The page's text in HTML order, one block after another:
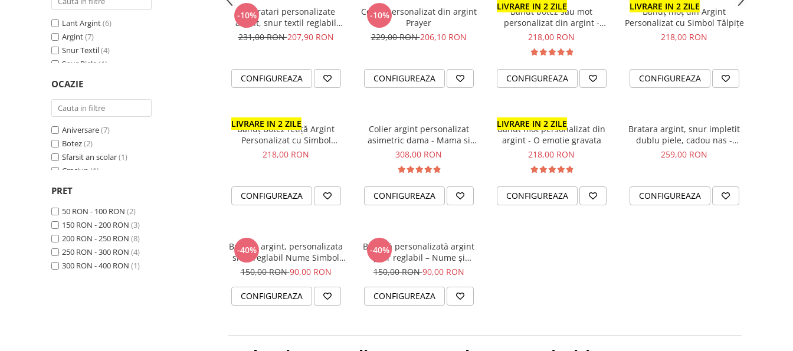
Lant Argint(6)
Argint(7)
Snur Textil(4)
Snur Piele (1)
Cu Perla
OCAZIE
Aniversare(7)
Botez(2)
Sfarsit an scolar(1)
Craciun (1)
Ziua Mamei
Zi de nastere (10)
Botez / Mot(12)
Cununie / Nunta(2)
PRET
50 RON - 100 RON (2)
150 RON - 200 RON (3)
200 RON - 250 RON (8)
250 RON - 300 RON (4)
300 RON - 400 RON (1)
-10%
Set bratari personalizate
argint, snur textil reglabil
Little Brothers
231,00 RON207,90 RON
CONFIGUREAZA
-10%
Colier personalizat din argint
Prayer
229,00 RON206,10 RON
CONFIGUREAZA
LIVRARE IN 2 ZILE
Banut botez sau mot
personalizat din argint -
Nume, simbol, data
218,00 RON
CONFIGUREAZA
LIVRARE IN 2 ZILE
Bănuț moț din Argint
Personalizat cu Simbol Tălpițe
218,00 RON
CONFIGUREAZA
LIVRARE IN 2 ZILE
Bănuț Botez fetiță Argint
Personalizat cu Simbol
Bebeluș
218,00 RON
CONFIGUREAZA
Colier argint personalizat
asimetric dama - Mama si
bebelus
308,00 RON
CONFIGUREAZA
LIVRARE IN 2 ZILE
Banut mot personalizat din
argint - O emotie gravata
218,00 RON
CONFIGUREAZA
Bratara argint, snur impletit
dublu piele, cadou nas -
Blessed Godfather
259,00 RON
CONFIGUREAZA
-40%
Bratara argint, personalizata
snur reglabil Nume Simbol
bebelus
150,00 RON90,00 RON
CONFIGUREAZA
-40%
Brățară personalizată argint
șnur reglabil – Nume și
Simbol Bebeluș
150,00 RON90,00 RON
CONFIGUREAZA